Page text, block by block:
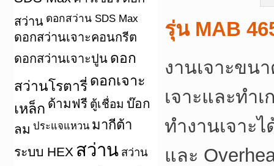
สว่าน ดอกสว่าน SDS Max
ดอกสว่านเจาะคอนกรีต
ดอกสว่านเจาะปูน ดอก
สว่านโรตารี่ ดอกเจาะ
เหล็ก ด้ามฟรี ตู้เชื่อม บ๊อก
ลม ประแจแหวน มากีต้า
ระบบ HEX สว่าน สว่าน
รุ่น MAB
งานเจาะขน
เจาะและทำ
ทำงานเจาะ
และ